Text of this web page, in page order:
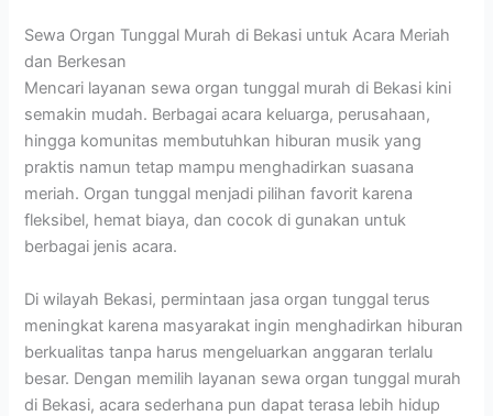
Sewa Organ Tunggal Murah di Bekasi untuk Acara Meriah
dan Berkesan
Mencari layanan sewa organ tunggal murah di Bekasi kini
semakin mudah. Berbagai acara keluarga, perusahaan,
hingga komunitas membutuhkan hiburan musik yang
praktis namun tetap mampu menghadirkan suasana
meriah. Organ tunggal menjadi pilihan favorit karena
fleksibel, hemat biaya, dan cocok di gunakan untuk
berbagai jenis acara.
Di wilayah Bekasi, permintaan jasa organ tunggal terus
meningkat karena masyarakat ingin menghadirkan hiburan
berkualitas tanpa harus mengeluarkan anggaran terlalu
besar. Dengan memilih layanan sewa organ tunggal murah
di Bekasi, acara sederhana pun dapat terasa lebih hidup